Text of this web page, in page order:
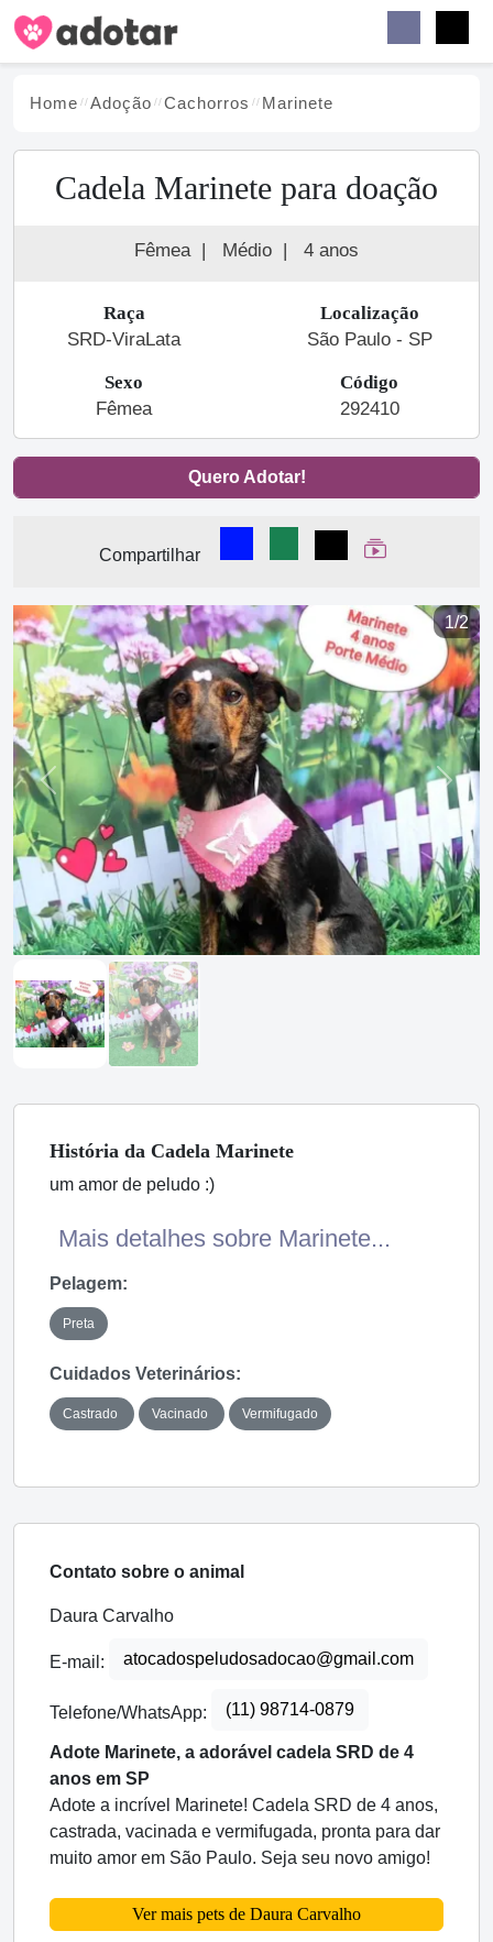
Home Adoção Cachorros Marinete
Cadela Marinete para doação
Fêmea | Médio | 4 anos
Raça
SRD-ViraLata
Localização
São Paulo - SP
Sexo
Fêmea
Código
292410
Quero Adotar!
Compartilhar
Compartilhar no Facebook
Compartilhar no
Compartilhar
Ver Web Story
1/2
Previous Next
História da Cadela Marinete
um amor de peludo :)
Mais detalhes sobre Marinete...
Pelagem:
Preta
Cuidados Veterinários:
Castrado Vacinado Vermifugado
Contato sobre o animal
Daura Carvalho
E-mail: atocadospeludosadocao@gmail.com
Telefone/WhatsApp: (11) 98714-0879
Adote Marinete, a adorável cadela SRD de 4
anos em SP
Adote a incrível Marinete! Cadela SRD de 4 anos,
castrada, vacinada e vermifugada, pronta para dar
muito amor em São Paulo. Seja seu novo amigo!
Ver mais pets de Daura Carvalho